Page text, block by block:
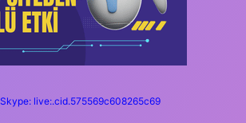
Skype: live:.cid.575569c608265c69